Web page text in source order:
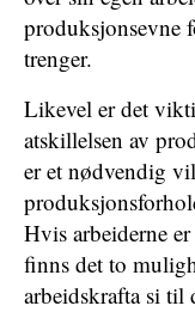
produksjonsevne
trenger.
Likevel er det
atskillelsen av
er et nødvendig
Hvis arbeiderne
finns det to
arbeidskrafta si til